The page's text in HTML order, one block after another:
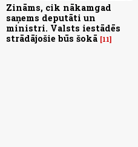
Zināms, cik nākamgad
saņems deputāti un
ministri. Valsts iestādēs
strādājošie būs šokā 11